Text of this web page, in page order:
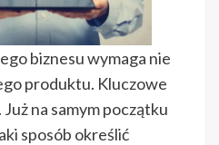
biznesu wymaga nie
produktu. Kluczowe
na samym początku
sposób określić